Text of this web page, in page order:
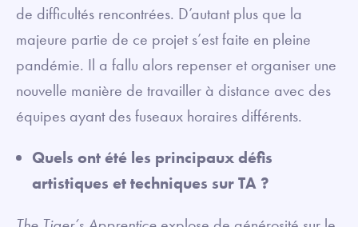
de difficultés rencontrées. D’autant plus que la
majeure partie de ce projet s’est faite en pleine
pandémie. Il a fallu alors repenser et organiser une
nouvelle manière de travailler à distance avec des
équipes ayant des fuseaux horaires différents.
Quels ont été les principaux défis
artistiques et techniques sur TA ?